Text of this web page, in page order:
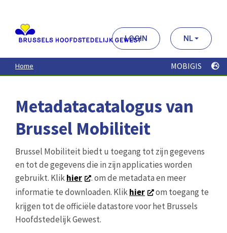
contenu
principal
LOGIN NL
Home MOBIGIS
Metadatacatalogus van
Brussel Mobiliteit
Brussel Mobiliteit biedt u toegang tot zijn gegevens
en tot de gegevens die in zijn applicaties worden
gebruikt. Klikhier
. om de metadata en meer
informatie te downloaden. Klikhier
om toegang te
krijgen tot de officiële datastore voor het Brussels
Hoofdstedelijk Gewest.